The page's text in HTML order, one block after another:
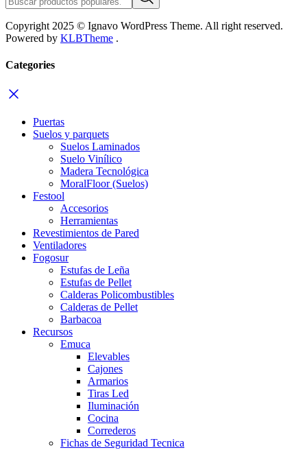
Copyright 2025 © Ignavo WordPress Theme. All right reserved.
Powered by KLBTheme .
Categories
Puertas
Suelos y parquets
Suelos Laminados
Suelo Vinílico
Madera Tecnológica
MoralFloor (Suelos)
Festool
Accesorios
Herramientas
Revestimientos de Pared
Ventiladores
Fogosur
Estufas de Leña
Estufas de Pellet
Calderas Policombustibles
Calderas de Pellet
Barbacoa
Recursos
Emuca
Elevables
Cajones
Armarios
Tiras Led
Iluminación
Cocina
Correderos
Fichas de Seguridad Tecnica